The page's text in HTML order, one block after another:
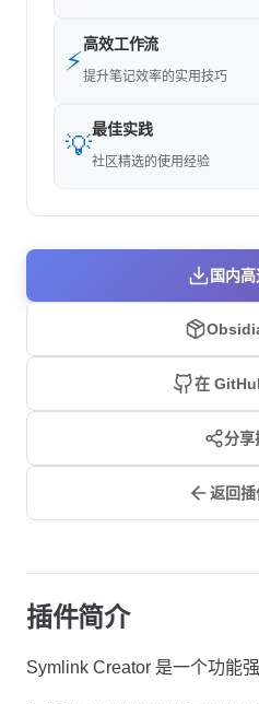
⚡
高效工作流
提升笔记效率的实用技巧
💡
最佳实践
社区精选的使用经验
国内
在
分享
返回
插件简介
Symlink Creator 是一个功能